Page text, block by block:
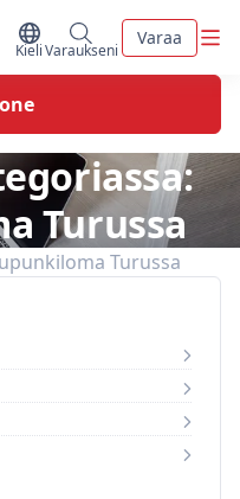
Vaihda kieltä
Kieli Minun varaukseni
Varaukseni
Varaa
Turussa
Turussa